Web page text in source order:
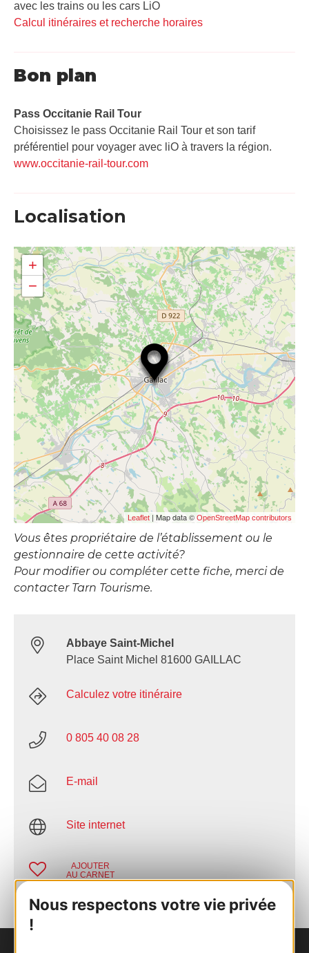
Nous respectons votre vie privée
!
avec les trains ou les cars LiO
Calcul itinéraires et recherche horaires
Bon plan
Pass Occitanie Rail Tour​
Choisissez le pass Occitanie Rail Tour et son tarif
préférentiel pour voyager avec liO à travers la région.
www.occitanie-rail-tour.com
Localisation
+
−
Leaflet | Map data © OpenStreetMap contributors
Vous êtes propriétaire de l’établissement ou le
gestionnaire de cette activité?
Pour modifier ou compléter cette fiche, merci de
contacter Tarn Tourisme.
Abbaye Saint-Michel
Place Saint Michel 81600 GAILLAC
Calculez votre itinéraire
0 805 40 08 28
E-mail
Site internet
AJOUTER
AU CARNET